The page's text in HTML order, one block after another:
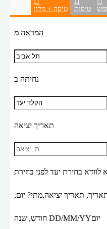
טיסה + מלון טיסות
המראה מ
נחיתה ב
תאריך יציאה
לוודא בחירת יעד לפני בחירת
תאריך יציאה,מתי? יום,
DD/MM/YYיום